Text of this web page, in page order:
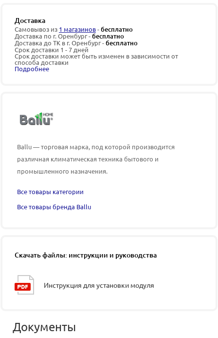
Доставка
Самовывоз из 1 магазинов-бесплатно
Доставка по г. Оренбург -бесплатно
Доставка до ТК в г. Оренбург -бесплатно
Срок доставки 1 - 7 дней
Срок доставки может быть изменен в зависимости от
способа доставки
Подробнее
Ballu — торговая марка, под которой производится
различная климатическая техника бытового и
промышленного назначения.
Все товары категории
Все товары бренда Ballu
Скачать файлы: инструкции и руководства
Инструкция для установки модуля
Документы